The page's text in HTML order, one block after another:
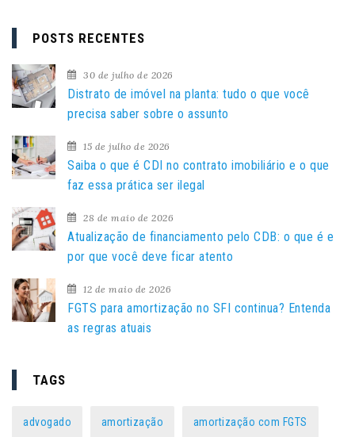
q
u
i
s
a
p
o
:
POSTS RECENTES
30 de julho de 2026
Distrato de imóvel na planta: tudo o que você
precisa saber sobre o assunto
15 de julho de 2026
Saiba o que é CDI no contrato imobiliário e o que
faz essa prática ser ilegal
28 de maio de 2026
Atualização de financiamento pelo CDB: o que é e
por que você deve ficar atento
12 de maio de 2026
FGTS para amortização no SFI continua? Entenda
as regras atuais
TAGS
advogado amortização amortização com FGTS